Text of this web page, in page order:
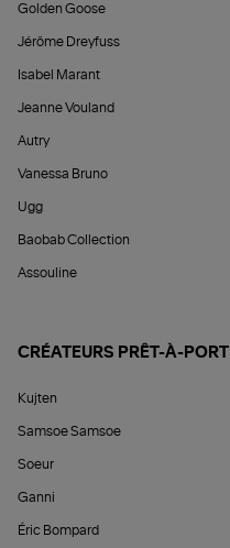
Golden Goose
Jérôme Dreyfuss
Isabel Marant
Jeanne Vouland
Autry
Vanessa Bruno
Ugg
Baobab Collection
Assouline
CRÉATEURS PRÊT-À-
Kujten
Samsoe Samsoe
Soeur
Ganni
Éric Bompard